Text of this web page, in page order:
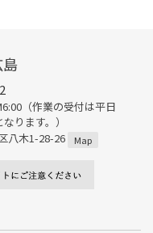
（作業の受付は平日
ります。）
八木1-28-26
Map